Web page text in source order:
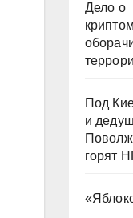
Дело о
Под
и
горят